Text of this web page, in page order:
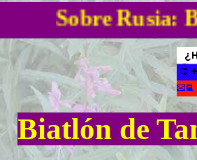
Biatlón de
Biatlón de